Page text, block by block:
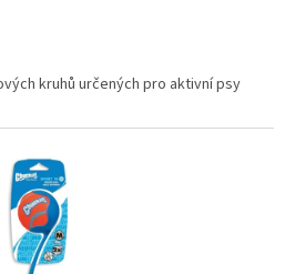
kruhů určených pro aktivní psy